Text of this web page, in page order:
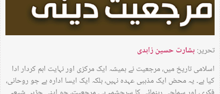
تحریر:بشارت حسین زاہدی
اسلامی تاریخ میں، مرجعیت نے ہمیشہ ایک مرکزی اور نہایت اہم کردار ادا
کیا ہے۔ یہ محض ایک مذہبی عہدہ نہیں، بلکہ ایک ایسا ادارہ ہے جو روحانی،